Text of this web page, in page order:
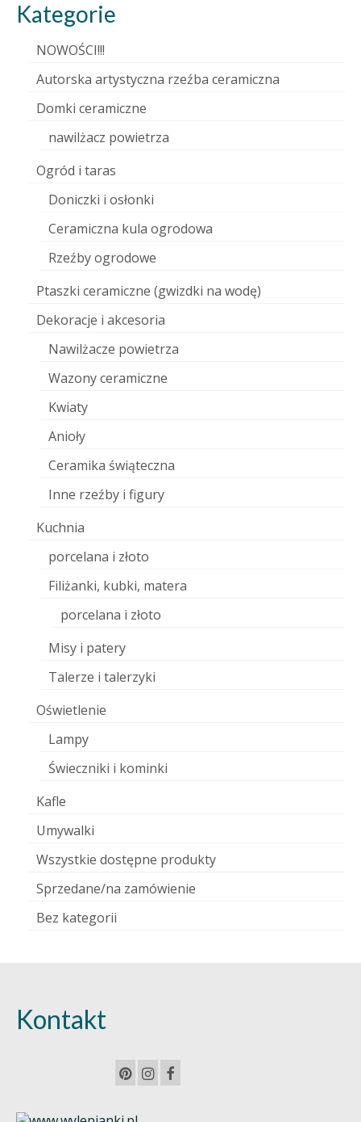
Kategorie
NOWOŚCI!!!
Autorska artystyczna rzeźba ceramiczna
Domki ceramiczne
nawilżacz powietrza
Ogród i taras
Doniczki i osłonki
Ceramiczna kula ogrodowa
Rzeźby ogrodowe
Ptaszki ceramiczne (gwizdki na wodę)
Dekoracje i akcesoria
Nawilżacze powietrza
Wazony ceramiczne
Kwiaty
Anioły
Ceramika świąteczna
Inne rzeźby i figury
Kuchnia
porcelana i złoto
Filiżanki, kubki, matera
porcelana i złoto
Misy i patery
Talerze i talerzyki
Oświetlenie
Lampy
Świeczniki i kominki
Kafle
Umywalki
Wszystkie dostępne produkty
Sprzedane/na zamówienie
Bez kategorii
Kontakt